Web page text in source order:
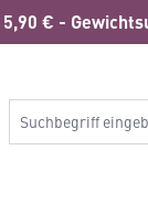
5,90 € -